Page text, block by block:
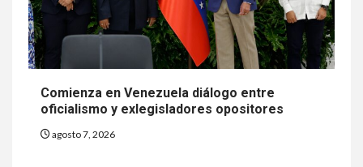
Comienza en Venezuela diálogo entre
oficialismo y exlegisladores opositores
agosto 7, 2026